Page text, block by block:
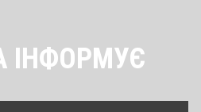
ІНФОРМУЄ